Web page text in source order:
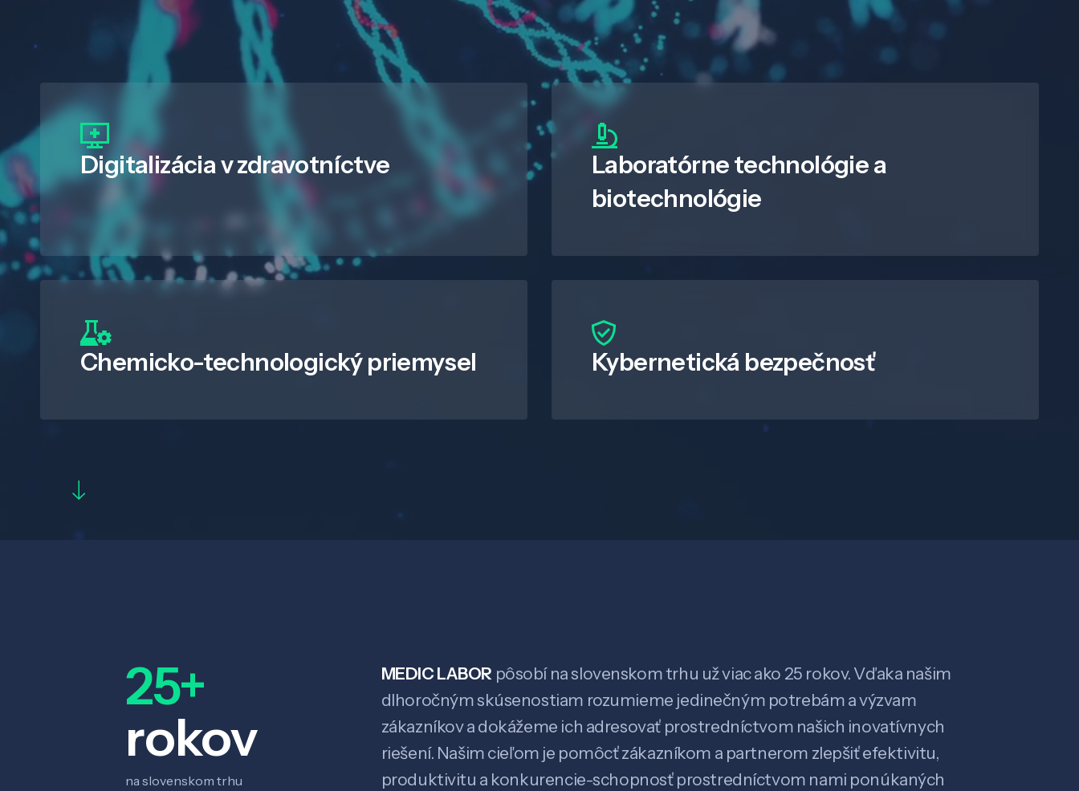
Digitalizáciav zdravotníctve
Laboratórne technológie a
biotechnológie
Chemicko-technologický priemysel Kybernetická bezpečnosť
25+
rokov
na slovenskom trhu
MEDIC LABOR pôsobí na slovenskom trhu už viac ako 25 rokov. Vďaka našim
dlhoročným skúsenostiam rozumieme jedinečným potrebám a výzvam
zákazníkov a dokážeme ich adresovať prostredníctvom našich inovatívnych
riešení. Našim cieľom je pomôcť zákazníkom a partnerom zlepšiť efektivitu,
produktivitu a konkurencie-schopnosť prostredníctvom nami ponúkaných